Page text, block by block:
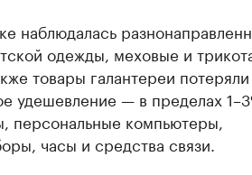
наблюдалась
одежды, меховые и
товары галантереи
удешевление — в пределах
персональные компьютеры,
часы и средства связи.